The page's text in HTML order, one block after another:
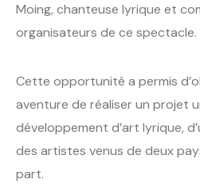
Moing, chanteuse lyrique et
organisateurs de ce spectacle.
Cette opportunité a permis
aventure de réaliser un projet
développement d’art lyrique,
des artistes venus de deux
part.